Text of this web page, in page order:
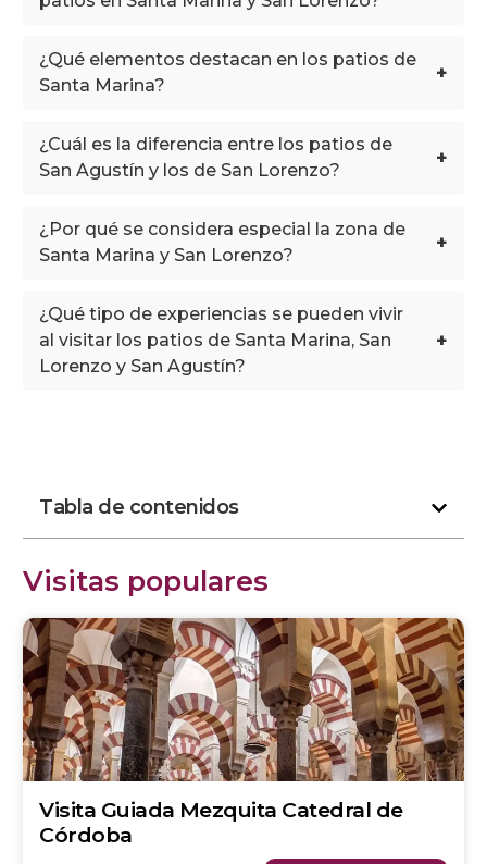
¿Qué elementos destacan en los patios de
Santa Marina?
+
¿Cuál es la diferencia entre los patios de
San Agustín y los de San Lorenzo?
+
¿Por qué se considera especial la zona de
Santa Marina y San Lorenzo?
+
¿Qué tipo de experiencias se pueden vivir
al visitar los patios de Santa Marina, San
Lorenzo y San Agustín?
+
Tabla de contenidos
Visitas populares
Visita Guiada Mezquita Catedral de
Córdoba